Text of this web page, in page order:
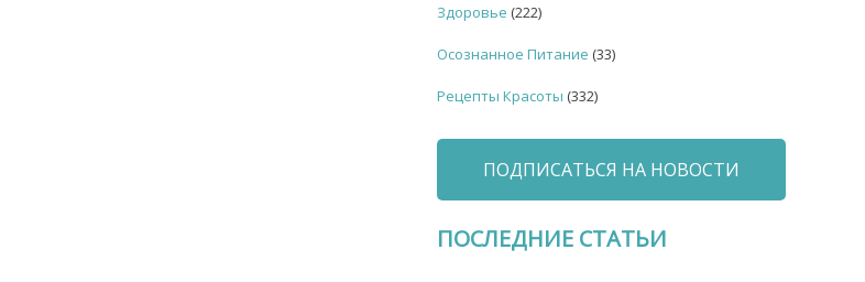
Здоровье (222)
Осознанное Питание (33)
Рецепты Красоты (332)
ПОДПИСАТЬСЯ НА НОВОСТИ
ПОСЛЕДНИЕ СТАТЬИ